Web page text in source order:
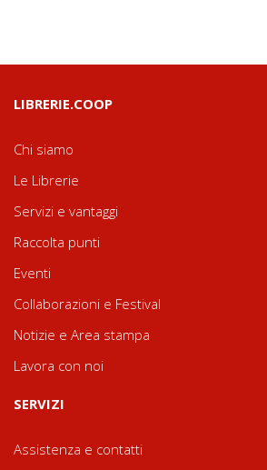
LIBRERIE.COOP
Chi siamo
Le Librerie
Servizi e vantaggi
Raccolta punti
Eventi
Collaborazioni e Festival
Notizie e Area stampa
Lavora con noi
SERVIZI
Assistenza e contatti